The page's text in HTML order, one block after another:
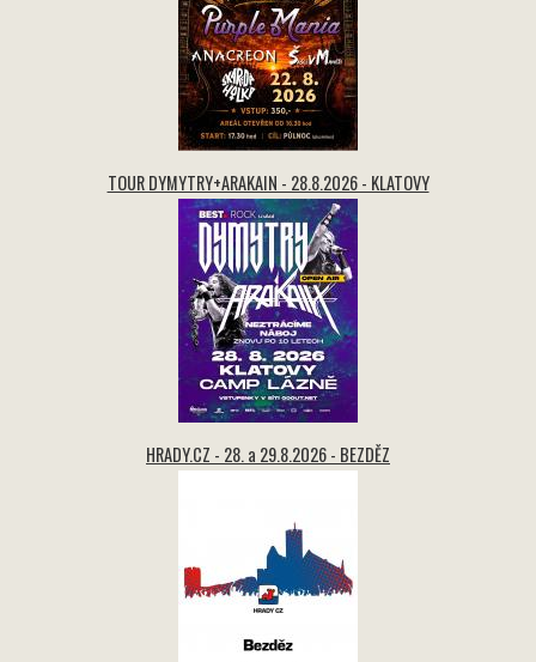
TOUR DYMYTRY+ARAKAIN - 28.8.2026 - KLATOVY
HRADY.CZ - 28. a 29.8.2026 - BEZDĚZ